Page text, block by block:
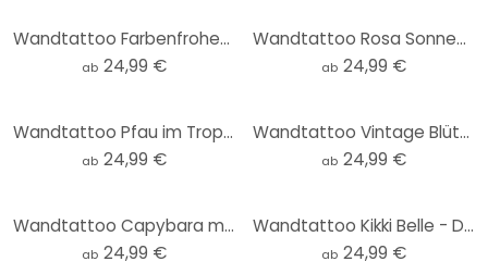
Wandtattoo Farbenfrohes Küstendorf im Sommer - Bonne Müller - Rund
ab 24,99 €
Wandtattoo Rosa Sonnenuntergang über dem Wald - SpaceFrog Designs - Rund
ab 24,99 €
Wandtattoo Pfau im Tropengarten auf Mosaik - Bloomery Decor - Rund
ab 24,99 €
Wandtattoo Vintage Blütenpracht auf der Wiese - Lola Peacock - Rund
ab 24,99 €
Wandtattoo Capybara mit Gänseblümchen - Rund
ab 24,99 €
Wandtattoo Kikki Belle - Der Bärenkönig - Rund
ab 24,99 €